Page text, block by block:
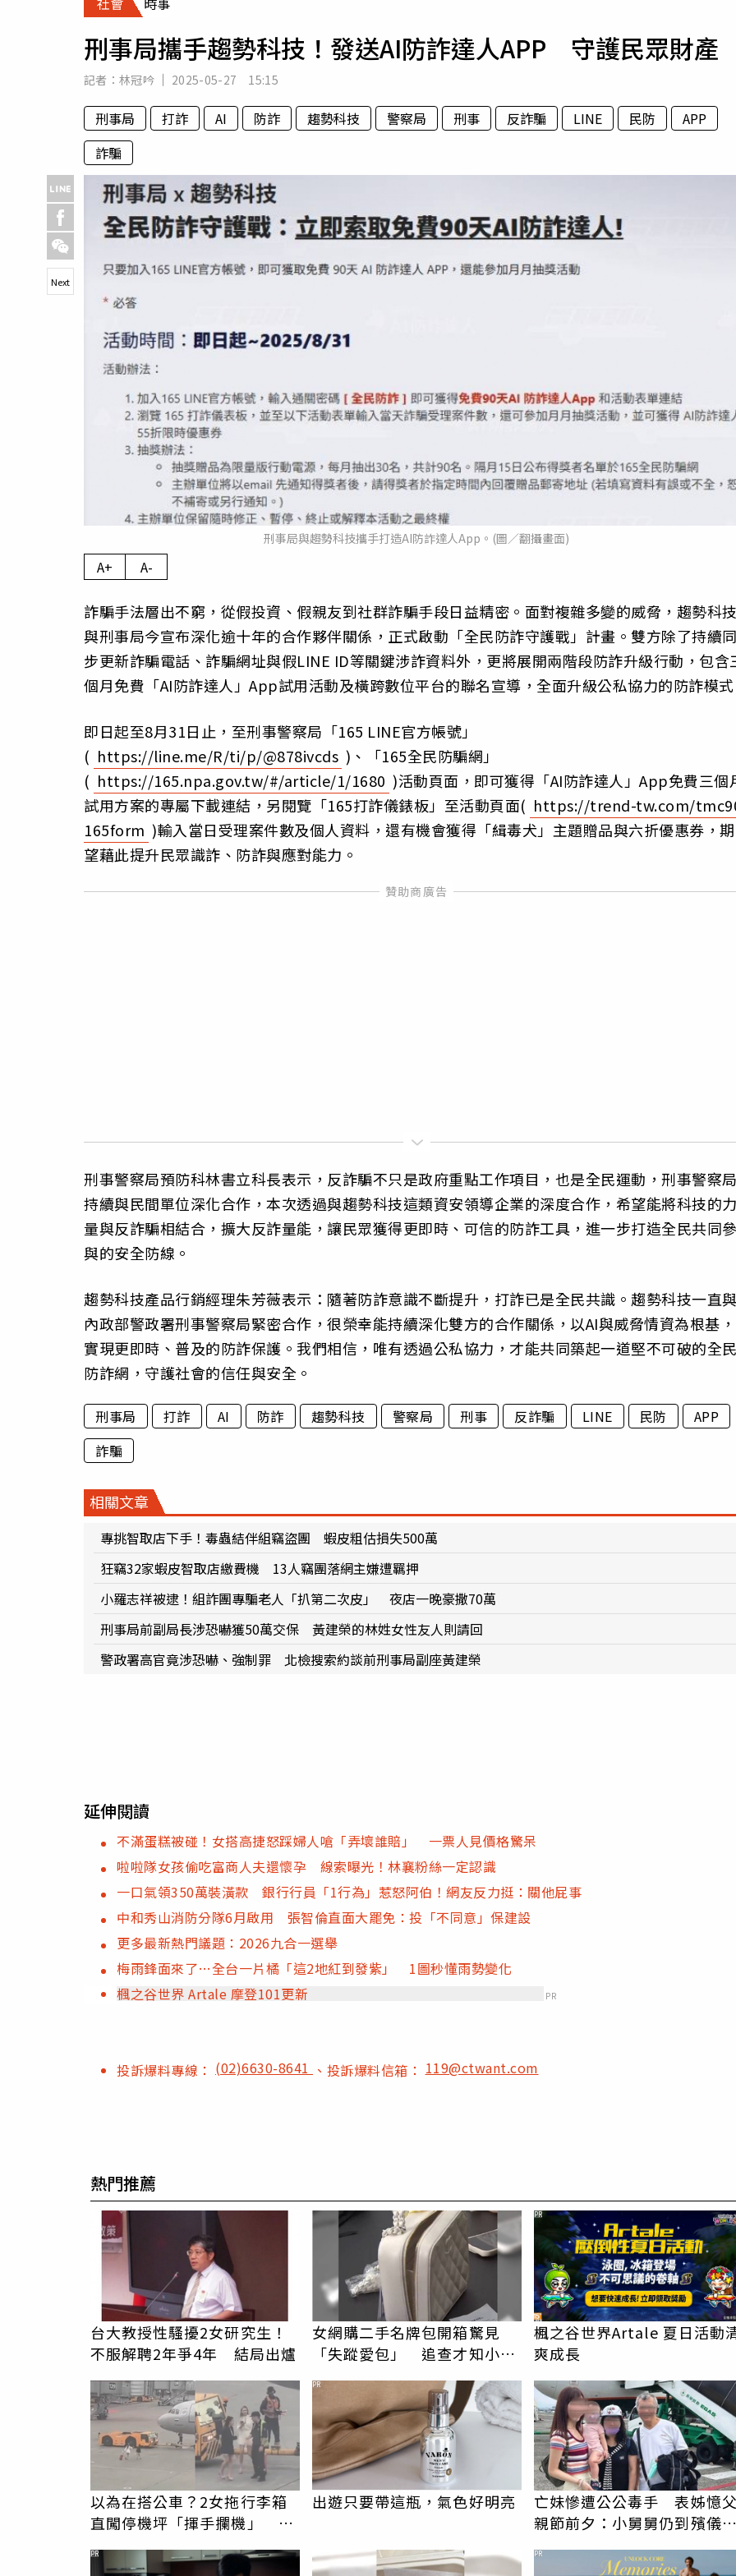
專欄
房產新勢力
運勢
梅酒
刑事局攜手趨勢科技！發送AI防詐達人APP 守護民眾財產
記者： 林冠吟 2025-05-27 15:15
刑事局 打詐 AI 防詐 趨勢科技 警察局 刑事 反詐騙 LINE 民防
APP
詐騙
刑事局與趨勢科技攜手打造AI防詐達人App。(圖／翻攝畫面)
Next
A+ A-
詐騙手法層出不窮，從假投資、假親友到社群詐騙手段日益精密。面對複雜多變的威脅，趨勢科
與刑事局今宣布深化逾十年的合作夥伴關係，正式啟動「全民防詐守護戰」計畫。雙方除了持續
步更新詐騙電話、詐騙網址與假LINE ID等關鍵涉詐資料外，更將展開兩階段防詐升級行動，包含
個月免費「AI防詐達人」App試用活動及橫跨數位平台的聯名宣導，全面升級公私協力的防詐模
即日起至8月31日止，至刑事警察局「165 LINE官方帳號」
( https://line.me/R/ti/p/@878ivcds )、「165全民防騙網」
( https://165.npa.gov.tw/#/article/1/1680 )活動頁面，即可獲得「AI防詐達人」App免費三個
試用方案的專屬下載連結，另閱覽「165打詐儀錶板」至活動頁面( https://trend-tw.com/
165form )輸入當日受理案件數及個人資料，還有機會獲得「緝毒犬」主題贈品與六折優惠券，期
望藉此提升民眾識詐、防詐與應對能力。
刑事警察局預防科林書立科長表示，反詐騙不只是政府重點工作項目，也是全民運動，刑事警察
持續與民間單位深化合作，本次透過與趨勢科技這類資安領導企業的深度合作，希望能將科技的
量與反詐騙相結合，擴大反詐量能，讓民眾獲得更即時、可信的防詐工具，進一步打造全民共同
與的安全防線。
趨勢科技產品行銷經理朱芳薇表示：隨著防詐意識不斷提升，打詐已是全民共識。趨勢科技一直
內政部警政署刑事警察局緊密合作，很榮幸能持續深化雙方的合作關係，以AI與威脅情資為根基，
實現更即時、普及的防詐保護。我們相信，唯有透過公私協力，才能共同築起一道堅不可破的全
防詐網，守護社會的信任與安全。
刑事局 打詐 AI 防詐 趨勢科技 警察局 刑事 反詐騙 LINE 民防
APP
詐騙
相關文章
專挑智取店下手！毒蟲結伴組竊盜團 蝦皮粗估損失500萬
狂竊32家蝦皮智取店繳費機 13人竊團落網主嫌遭羈押
小羅志祥被逮！組詐團專騙老人「扒第二次皮」 夜店一晚豪撒70萬
刑事局前副局長涉恐嚇獲50萬交保 黃建榮的林姓女性友人則請回
警政署高官竟涉恐嚇、強制罪 北檢搜索約談前刑事局副座黃建榮
延伸閱讀
不滿蛋糕被碰！女搭高捷怒踩婦人嗆「弄壞誰賠」 一票人見價格驚呆
啦啦隊女孩偷吃富商人夫還懷孕 線索曝光！林襄粉絲一定認識
一口氣領350萬裝潢款 銀行行員「1行為」惹怒阿伯！網友反力挺：關他屁事
中和秀山消防分隊6月啟用 張智倫直面大罷免：投「不同意」保建設
更多最新熱門議題：2026九合一選舉
梅雨鋒面來了…全台一片橘「這2地紅到發紫」 1圖秒懂雨勢變化
楓之谷世界 Artale 摩登101更新
PR
投訴爆料專線： (02)6630-8641 、投訴爆料信箱：119@ctwant.com
熱門推薦
台大教授性騷擾2女研究生！
不服解聘2年爭4年 結局出爐
女網購二手名牌包開箱驚見
「失蹤愛包」 追查才知小偷
楓之谷世界Artale 夏日活動
爽成長
PR
以為在搭公車？2女拖行李箱
直闖停機坪「揮手攔機」 荒
出遊只要帶這瓶，氣色好明亮
PR
亡妹慘遭公公毒手 表姊憶
親節前夕：小舅舅仍到殯儀
PR PR